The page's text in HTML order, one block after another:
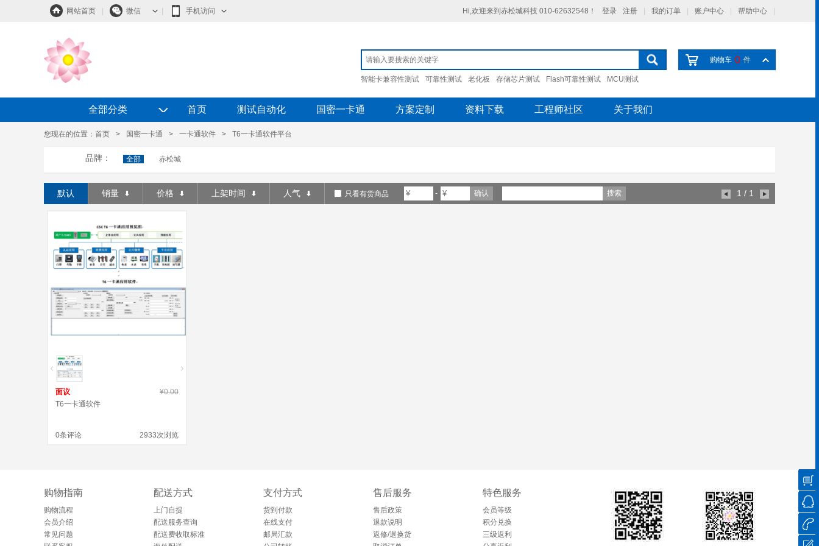
网站首页 微信 手机访问 Hi,欢迎来到赤松城科技 010-62632548！ 登录 注册 我的订单 账户中心 帮助中心
购物车 0 件
智能卡兼容性测试 可靠性测试 老化板 存储芯片测试 Flash可靠性测试 MCU测试
全部分类 ◇ 首页 测试自动化 国密一卡通 方案定制 资料下载 工程师社区 关于我们
您现在的位置： 首页 > 国密一卡通 > 一卡通软件 > T6一卡通软件平台
品牌： 全部 赤松城
默认 销量 价格 上架时间 人气 只看有货商品 - 确认 搜索 1 / 1
面议
¥0.00
T6一卡通软件
0条评论 2933次浏览
购物指南
购物流程
会员介绍
常见问题
配送方式
上门自提
配送服务查询
配送费收取标准
支付方式
货到付款
在线支付
邮局汇款
售后服务
售后政策
退款说明
返修/退换货
特色服务
会员等级
积分兑换
三级返利